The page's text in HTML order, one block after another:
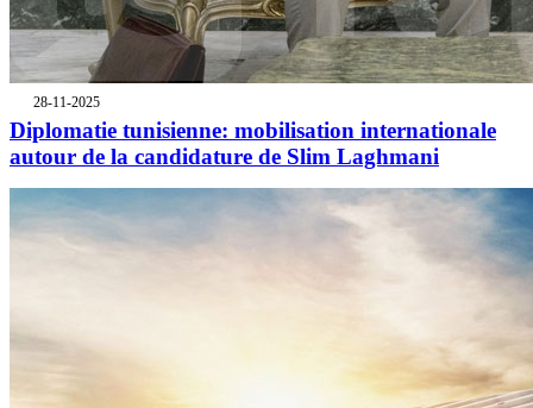
28-11-2025
Diplomatie tunisienne: mobilisation internationale
autour de la candidature de Slim Laghmani